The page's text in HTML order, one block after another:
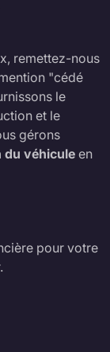
remettez-nous
"cédé
le
et le
gérons
du véhicule en
pour votre